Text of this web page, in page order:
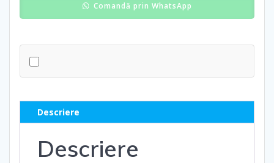
Comandă prin WhatsApp
Descriere
Descriere